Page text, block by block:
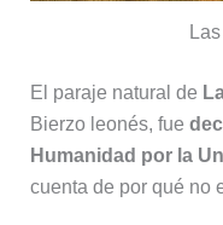
El paraje natural de
Bierzo leonés, fue
Humanidad por la
cuenta de por qué no